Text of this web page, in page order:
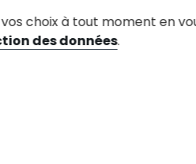
choix à tout moment en
des données.